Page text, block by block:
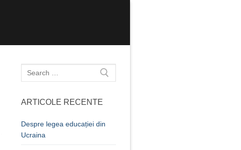
Caută
după:
ARTICOLE RECENTE
Despre legea educației din
Ucraina